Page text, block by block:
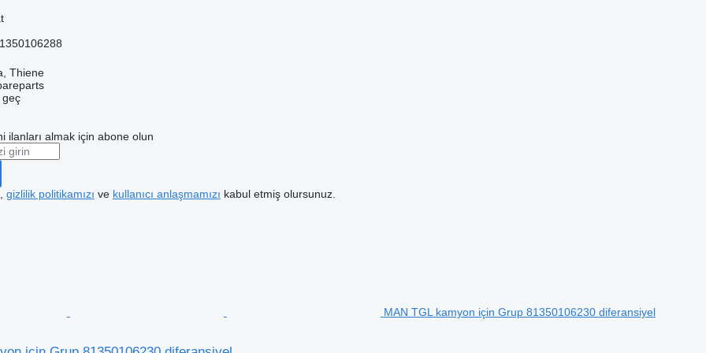
Thiene
geç
ilanları almak için abone olun
gizlilik politikamızı ve kullanıcı anlaşmamızı kabul etmiş olursunuz.
MAN TGL kamyon için Grup 81350106230 diferansiyel